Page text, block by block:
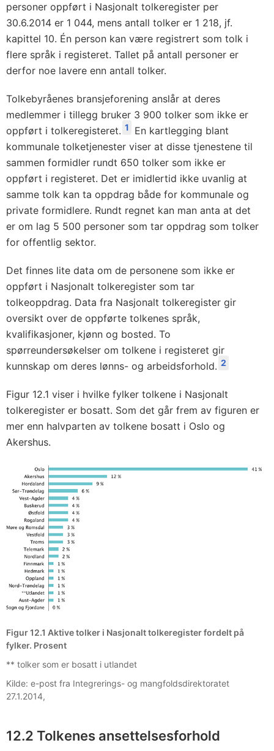
personer oppført i Nasjonalt tolkeregister per
30.6.2014 er 1 044, mens antall tolker er 1 218, jf.
kapittel 10. Én person kan være registrert som tolk i
flere språk i registeret. Tallet på antall personer er
derfor noe lavere enn antall tolker.
Tolkebyråenes bransjeforening anslår at deres
medlemmer i tillegg bruker 3 900 tolker som ikke er
oppført i tolkeregisteret. 1
En kartlegging blant
kommunale tolketjenester viser at disse tjenestene til
sammen formidler rundt 650 tolker som ikke er
oppført i registeret. Det er imidlertid ikke uvanlig at
samme tolk kan ta oppdrag både for kommunale og
private formidlere. Rundt regnet kan man anta at det
er om lag 5 500 personer som tar oppdrag som tolker
for offentlig sektor.
Det finnes lite data om de personene som ikke er
oppført i Nasjonalt tolkeregister som tar
tolkeoppdrag. Data fra Nasjonalt tolkeregister gir
oversikt over de oppførte tolkenes språk,
kvalifikasjoner, kjønn og bosted. To
spørreundersøkelser om tolkene i registeret gir
kunnskap om deres lønns- og arbeidsforhold. 2
Figur 12.1 viser i hvilke fylker tolkene i Nasjonalt
tolkeregister er bosatt. Som det går frem av figuren er
mer enn halvparten av tolkene bosatt i Oslo og
Akershus.
Figur 12.1 Aktive tolker i Nasjonalt tolkeregister fordelt på
fylker. Prosent
** tolker som er bosatt i utlandet
Kilde: e-post fra Integrerings- og mangfoldsdirektoratet
27.1.2014,
12.2 Tolkenes ansettelsesforhold